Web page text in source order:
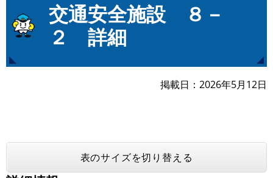
。
て
文
交通安全施設 ８－
２ 詳細
掲載日 2026年5月12日
表のサイズを切り替える